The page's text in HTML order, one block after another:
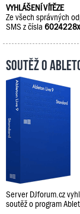
VYHLÁŠENÍ VÍTĚZE
Ze všech správných
SMS z čísla
Soutěž o
Server DJforum.cz
soutěž o program